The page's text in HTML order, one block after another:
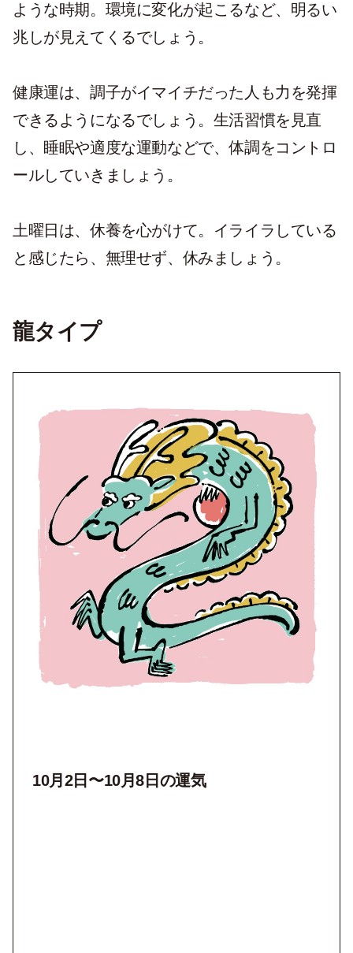
ような時期。環境に変化が起こるなど、明るい
兆しが見えてくるでしょう。
健康運は、調子がイマイチだった人も力を発揮
できるようになるでしょう。生活習慣を見直
し、睡眠や適度な運動などで、体調をコントロ
ールしていきましょう。
土曜日は、休養を心がけて。イライラしている
と感じたら、無理せず、休みましょう。
龍タイプ
10月2日〜10月8 日の運気